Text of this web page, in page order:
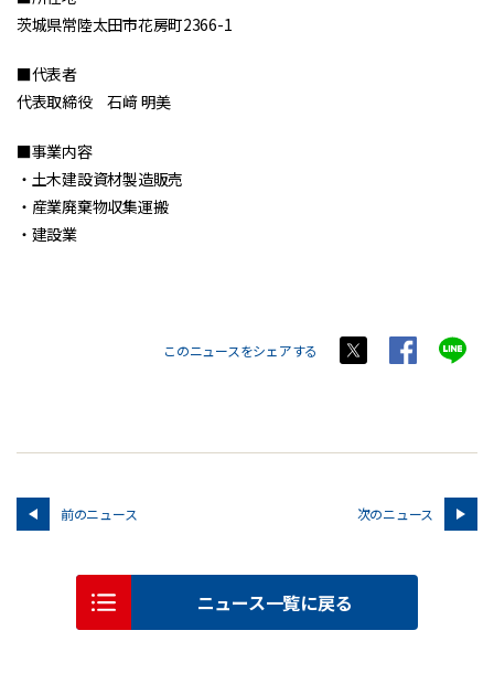
茨城県常陸太田市花房町2366-1
■代表者
代表取締役 石﨑 明美
■事業内容
・土木建設資材製造販売
・産業廃棄物収集運搬
・建設業
このニュースをシェアする
前のニュース 次のニュース
ニュース一覧に戻る